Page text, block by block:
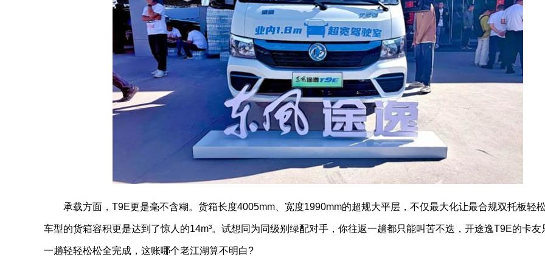
承载方面，T9E更是毫不含糊。货箱长度4005mm、宽度1990mm的超规大平层，不仅最大化让最合规双托板轻
车型的货箱容积更是达到了惊人的14m³。试想同为同级别绿配对手，你往返一趟都只能叫苦不迭，开途逸T9E的卡友
一趟轻轻松松全完成，这账哪个老江湖算不明白?